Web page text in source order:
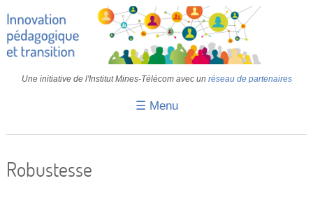
Une initiative de l'Institut Mines-Télécom avec un réseau de partenaires
☰ Menu
Robustesse